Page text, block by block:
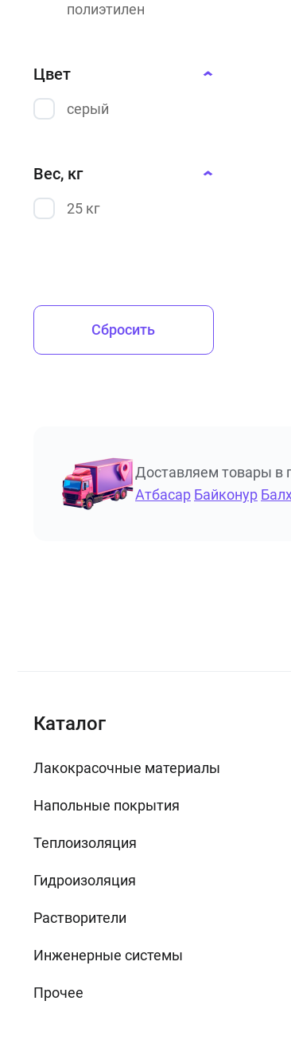
полиэтилен
Цвет
серый
Вес, кг
25 кг
Сбросить
Доставляем товары в
Атбасар Байконур
Каталог
Лакокрасочные материалы
Напольные покрытия
Теплоизоляция
Гидроизоляция
Растворители
Инженерные системы
Прочее